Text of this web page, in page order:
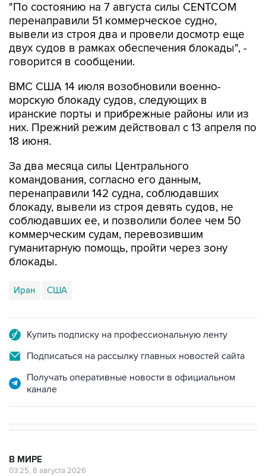
"По состоянию на 7 августа силы CENTCOM
перенаправили 51 коммерческое судно,
вывели из строя два и провели досмотр еще
двух судов в рамках обеспечения блокады", -
говорится в сообщении.
ВМС США 14 июля возобновили военно-
морскую блокаду судов, следующих в
иранские порты и прибрежные районы или из
них. Прежний режим действовал с 13 апреля по
18 июня.
За два месяца силы Центрального
командования, согласно его данным,
перенаправили 142 судна, соблюдавших
блокаду, вывели из строя девять судов, не
соблюдавших ее, и позволили более чем 50
коммерческим судам, перевозившим
гуманитарную помощь, пройти через зону
блокады.
Иран США
Купить подписку на профессиональную ленту
Подписаться на рассылку главных новостей сайта
Получать оперативные новости в официальном
канале
В МИРЕ
03:25, 8 августа 2026